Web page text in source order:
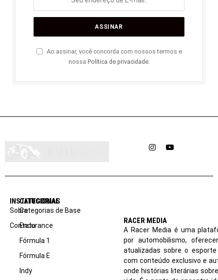
Ao assinar, você concorda com nossos termos e
nossa Política de privacidade.
InstagramYouTube
INSTITUCIONAL
Sobre
Contato
CATEGORIAS
Categorias de Base
Endurance
Fórmula 1
Fórmula E
Indy
RACER MEDIA
A Racer Media é uma
por automobilismo,
atualizadas sobre o
com conteúdo exclusivo e
onde histórias literárias